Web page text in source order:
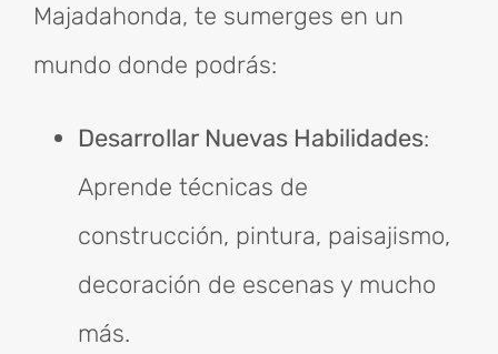
Majadahonda, te sumerges en un
mundo donde podrás:
Desarrollar Nuevas Habilidades:
Aprende técnicas de
construcción, pintura, paisajismo,
decoración de escenas y mucho
más.